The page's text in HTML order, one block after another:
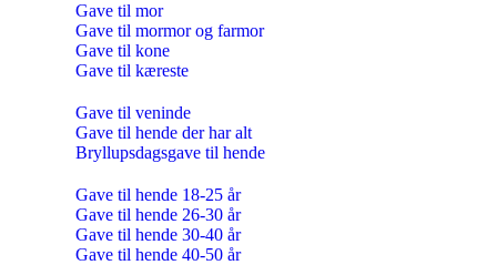
Gave til mor
Gave til mormor og farmor
Gave til kone
Gave til kæreste
Gave til veninde
Gave til hende der har alt
Bryllupsdagsgave til hende
Gave til hende 18-25 år
Gave til hende 26-30 år
Gave til hende 30-40 år
Gave til hende 40-50 år